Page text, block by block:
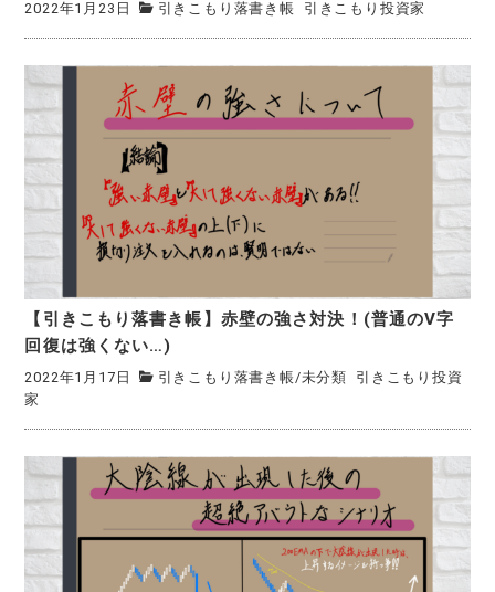
2022年1月23日 引きこもり落書き帳 引きこもり投資家
【引きこもり落書き帳】赤壁の強さ対決！(普通のV字
回復は強くない…)
2022年1月17日 引きこもり落書き帳/未分類
引きこもり投資
家